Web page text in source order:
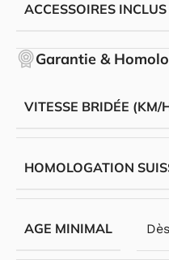
ACCESSOIRES INCLUS
Garantie &
VITESSE BRIDÉE (KM/
HOMOLOGATION
AGE MINIMAL